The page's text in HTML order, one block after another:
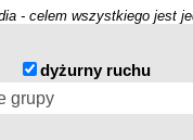
- celem wszystkiego jest
dyżurny ruchu